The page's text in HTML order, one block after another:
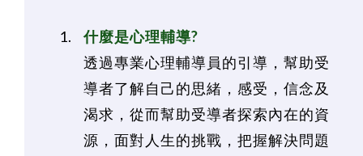
什麼是心理輔導?
透過專業心理輔導員的引導，幫助受
導者了解自己的思緒，感受，信念及
渴求，從而幫助受導者探索內在的資
源，面對人生的挑戰，把握解決問題